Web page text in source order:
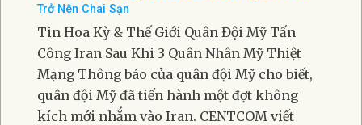
Trở Nên Chai Sạn
Tin Hoa Kỳ & Thế Giới Quân Đội Mỹ Tấn
Công Iran Sau Khi 3 Quân Nhân Mỹ Thiệt
Mạng Thông báo của quân đội Mỹ cho biết,
quân đội Mỹ đã tiến hành một đợt không
kích mới nhắm vào Iran. CENTCOM viết